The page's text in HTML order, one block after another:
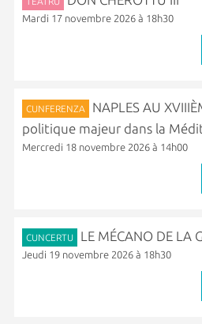
Mardi 17 novembre 2026 à 18h30
CUNFERENZA
NAPLES AU
politique majeur dans la
Mercredi 18 novembre 2026 à 14h00
CUNCERTU LE MÉCANO DE LA
Jeudi 19 novembre 2026 à 18h30